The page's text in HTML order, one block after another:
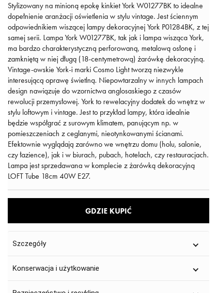
Stylizowany na minioną epokę kinkiet York W01277BK to idealne
dopełnienie aranżacji oświetlenia w stylu vintage. Jest ściennym
odpowiednikiem wiszącej lampy dekoracyjnej York P01284BK, z tej
samej serii. Lampa York W01277BK, tak jak i lampa wisząca York,
ma bardzo charakterystyczną perforowaną, metalową osłonę i
zamkniętą w niej długą (18-centymetrową) żarówkę dekoracyjną.
Vintage-owskie York-i marki Cosmo Light tworzą niezwykle
interesującą oprawę świetlną. Niepowtarzalny w innych lampach
design nawiązuje do wzornictwa anglosaskiego z czasów
rewolucji przemysłowej. York to rewelacyjny dodatek do wnętrz w
stylu loftowym i vintage. Jest to przykład lampy, która idealnie
będzie współgrać z surowym klimatem, panującym np. w
pomieszczeniach z ceglanymi, nieotynkowanymi ścianami.
Efektownie wyglądają zarówno we wnętrzu domu (holu, salonie,
czy łazience), jak i w biurach, pubach, hotelach, czy restauracjach.
Lampa jest sprzedawana w komplecie z żarówką dekoracyjną
LOFT Tube 18cm 40W E27.
GDZIE KUPIĆ
Szczegóły
Konserwacja i użytkowanie